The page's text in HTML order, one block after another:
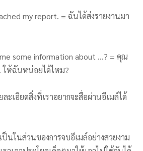
my report. = ฉันได้ส่งรายงานมา
some information about …? = คุณ
ให้ฉันหน่อยได้ไหม?
ละเอียดสิ่งที่เราอยากจะสื่อผ่านอีเมล์ได้
นในส่วนของการจบอีเมล์อย่างสวยงาม